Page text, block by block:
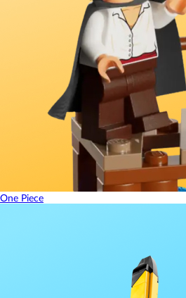
One Piece